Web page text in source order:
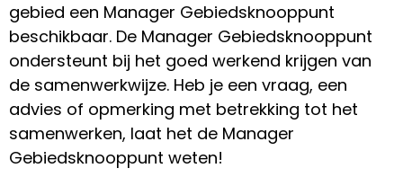
gebied een Manager Gebiedsknooppunt
beschikbaar. De Manager Gebiedsknooppunt
ondersteunt bij het goed werkend krijgen van
de samenwerkwijze. Heb je een vraag, een
advies of opmerking met betrekking tot het
samenwerken, laat het de Manager
Gebiedsknooppunt weten!